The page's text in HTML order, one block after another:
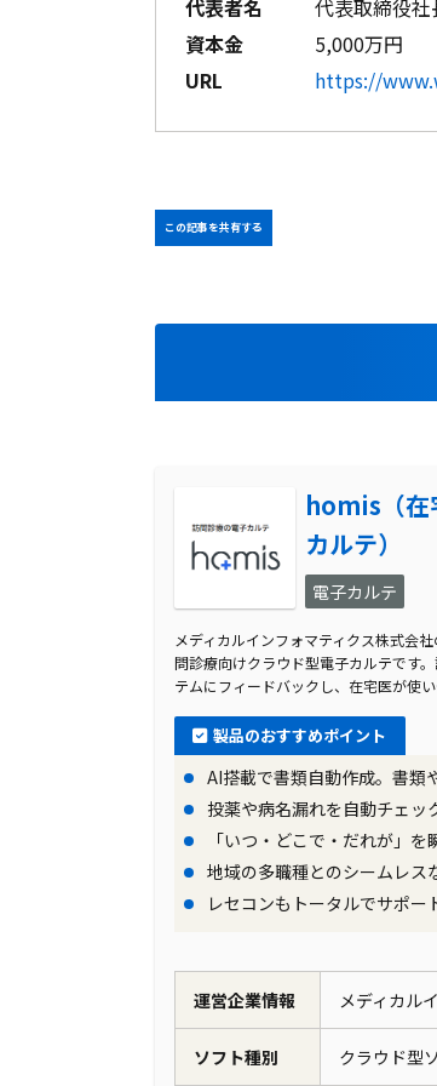
代表者名
代表取締役
資本金
5,000万円
URL
https://
この記事を共有する
homis（在
カルテ）
電子カルテ
メディカルインフォマティクス株式会
問診療向けクラウド型電子カルテです
テムにフィードバックし、在宅医が使
製品のおすすめポイント
AI搭載で書類自動作成。書類
投薬や病名漏れを自動チェッ
「いつ・どこで・だれが」を
地域の多職種とのシームレス
レセコンもトータルでサポ
運営企業情報 メディカル
ソフト種別 クラウド型